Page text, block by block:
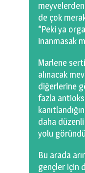
de çok
“Peki ya
inanmasak
Marlene
alınacak
diğerlerine
fazla
daha
yolu
Bu arada
gençler için